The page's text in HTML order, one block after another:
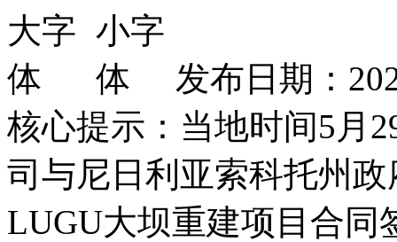
发布日期：
核心提示：当地时间5月
司与尼日利亚索科托州
LUGU大坝重建项目合同